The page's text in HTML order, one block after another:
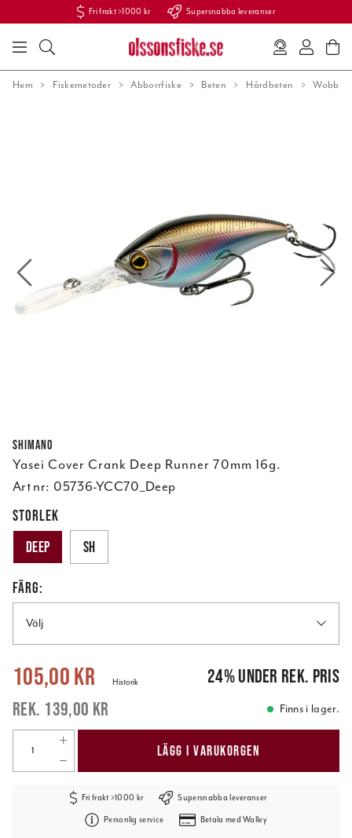
Fri frakt >1000 kr Supersnabba leveranser
Hem Fiskemetoder Abborrfiske Beten Hårdbeten
Shimano
Yasei Cover Crank Deep Runner 70mm 16g.
Art nr: 05736-YCC70_Deep
STORLEK
Deep
SH
FÄRG:
Välj
Nuvarande pris:105,00 kr 139,00 kr
105,00 kr
139,00 kr
Historik 24%under rek. pris
Finns i lager.
LÄGG I VARUKORGEN
Fri frakt >1000 kr Supersnabba leveranser
Personlig service Betala med Walley